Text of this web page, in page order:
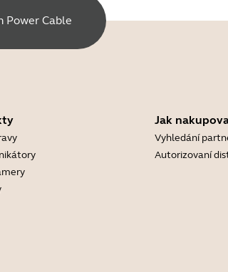
Power Cable
Jak
Vyhledání
Autorizovaní